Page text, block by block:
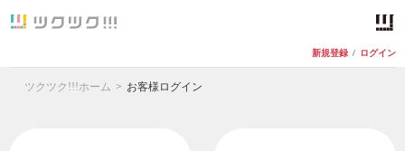
新規登録 / ログイン
ツクツク!!!ホーム お客様ログイン